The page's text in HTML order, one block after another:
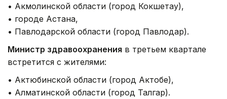
• Акмолинской области (город Кокшетау),
• городе Астана,
• Павлодарской области (город Павлодар).
Министр здравоохранения в третьем квартале
встретится с жителями:
• Актюбинской области (город Актобе),
• Алматинской области (город Талгар).